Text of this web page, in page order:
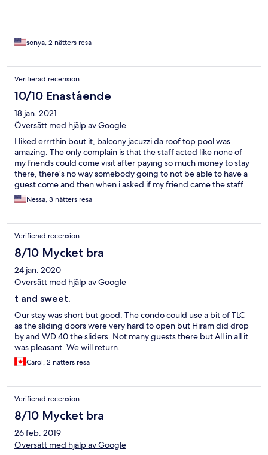
sonya, 2 nätters resa
Verifierad recension
10/10 Enastående
18 jan. 2021
Översätt med hjälp av Google
I liked errrthin bout it, balcony jacuzzi da roof top pool was
amazing. The only complain is that the staff acted like none of
my friends could come visit after paying so much money to stay
there, there’s no way somebody going to not be able to have a
guest come and then when i asked if my friend came the staff
lied and said nobodi came to the front looking for me when i
clearly tld them i had my friend coming. No way i would pay
lied to about my guests comin to see me.
Nessa, 3 nätters resa
Verifierad recension
8/10 Mycket bra
24 jan. 2020
Översätt med hjälp av Google
t and sweet.
Our stay was short but good. The condo could use a bit of TLC
as the sliding doors were very hard to open but Hiram did drop
by and WD 40 the sliders. Not many guests there but All in all it
was pleasant. We will return.
Carol, 2 nätters resa
Verifierad recension
8/10 Mycket bra
26 feb. 2019
Översätt med hjälp av Google